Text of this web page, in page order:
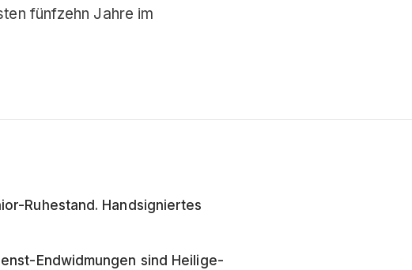
fünfzehn Jahre im
Ruhestand. Handsigniertes
Endwidmungen sind Heilige-